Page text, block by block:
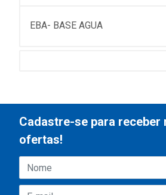
EBA- BASE AGUA
Cadastre-se para receber
ofertas!